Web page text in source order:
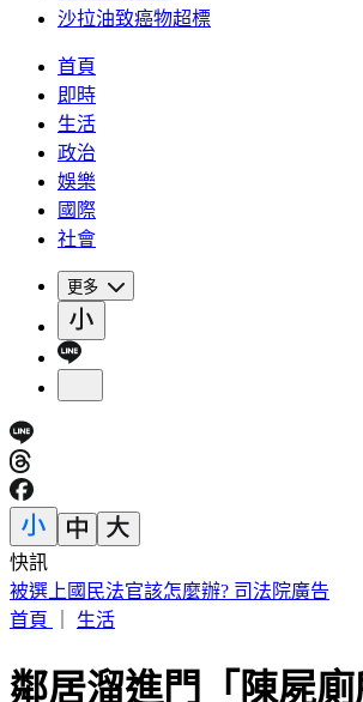
沙拉油致癌物超標
首頁
即時
生活
政治
娛樂
國際
社會
更多
快訊
快訊／兆基爆公司債危機遭北檢搜索 前
首頁
生活
鄰居溜進門「陳屍